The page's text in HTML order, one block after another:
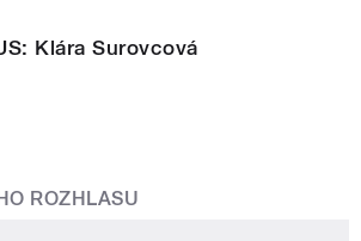
Klára Surovcová
ROZHLASU